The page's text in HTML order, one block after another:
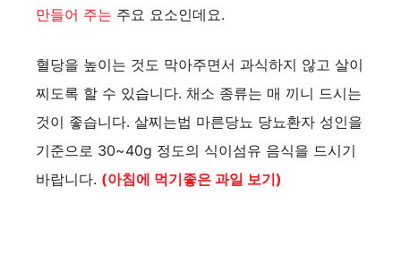
만들어 주는 주요 요소인데요.
혈당을 높이는 것도 막아주면서 과식하지 않고 살이
찌도록 할 수 있습니다. 채소 종류는 매 끼니 드시는
것이 좋습니다. 살찌는법 마른당뇨 당뇨환자 성인을
기준으로 30~40g 정도의 식이섬유 음식을 드시기
바랍니다. (아침에 먹기좋은 과일 보기)